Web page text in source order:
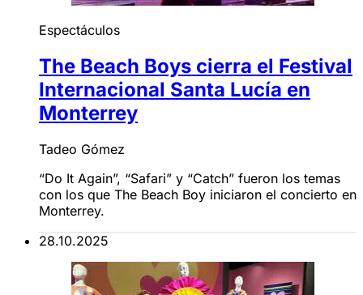
Espectáculos
The Beach Boys cierra el Festival
Internacional Santa Lucía en
Monterrey
Tadeo Gómez
“Do It Again”, “Safari” y “Catch” fueron los temas
con los que The Beach Boy iniciaron el concierto en
Monterrey.
28.10.2025